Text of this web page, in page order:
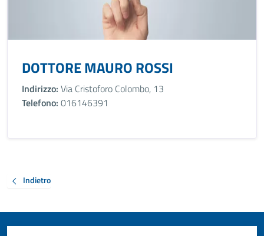
DOTTORE MAURO ROSSI
Indirizzo: Via Cristoforo Colombo, 13
Telefono: 016146391
Indietro